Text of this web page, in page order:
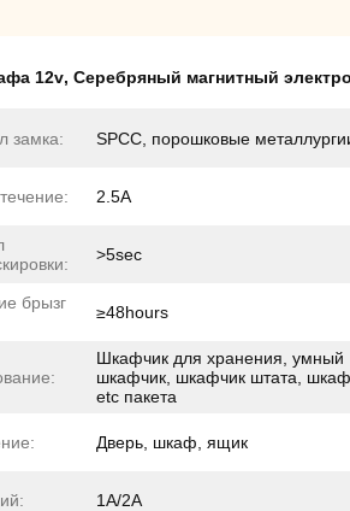
12v, Серебряный магнитный
замка: SPCC, порошковые
2.5A
>5sec
брызг
≥48hours
Шкафчик для хранения, умный
шкафчик, шкафчик штата,
etc пакета
Дверь, шкаф, ящик
1А/2А